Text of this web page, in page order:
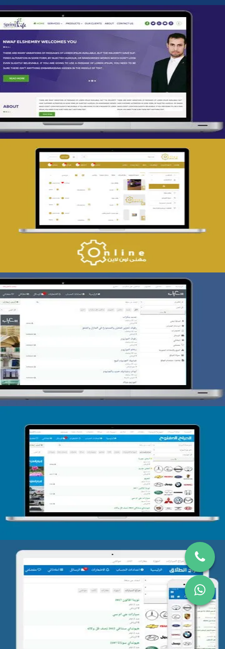
تصميم spring life
تصميم حراج مهنى
التفاصيل
تصميم حراج سكراب
التفاصيل
تصميم الحراج الدولى
تصميم موقع حراج